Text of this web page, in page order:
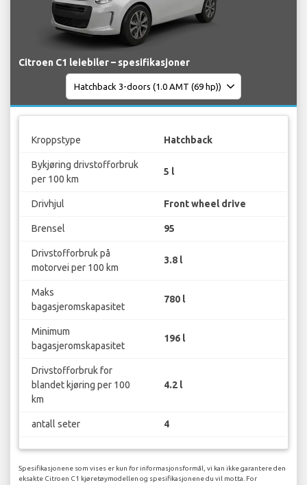
Citroen C1 leiebiler – spesifikasjoner
Kroppstype Hatchback
Bykjøring drivstofforbruk
per 100 km
5 l
Drivhjul Front wheel drive
Brensel 95
Drivstofforbruk på
motorvei per 100 km
3.8 l
Maks
bagasjeromskapasitet
780 l
Minimum
bagasjeromskapasitet
196 l
Drivstofforbruk for
blandet kjøring per 100
km
4.2 l
antall seter 4
Spesifikasjonene som vises er kun for informasjonsformål, vi kan ikke garantere den
eksakte Citroen C1 kjøretøymodellen og spesifikasjonene du vil motta. For